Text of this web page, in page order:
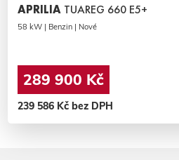
APRILIA TUAREG 660 E5+
58 kW | Benzin | Nové
289 900 Kč
239 586 Kč bez DPH